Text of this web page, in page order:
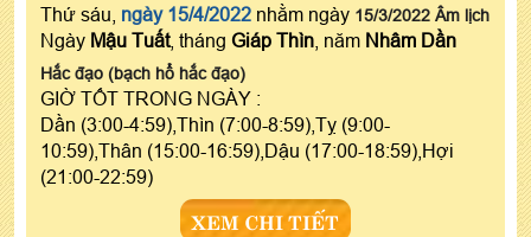
Thứ sáu, ngày 15/4/2022 nhằm ngày 15/3/2022 Âm lịch
Ngày Mậu Tuất, tháng Giáp Thìn , năm Nhâm Dần
Hắc đạo (bạch hổ hắc đạo)
GIỜ TỐT TRONG NGÀY :
Dần (3:00-4:59),Thìn (7:00-8:59),Tỵ (9:00-
10:59),Thân (15:00-16:59),Dậu (17:00-18:59),Hợi
(21:00-22:59)
XEM CHI TIẾT